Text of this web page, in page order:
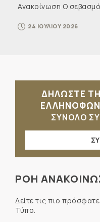
Ανακοίνωση Ο
24 ΙΟΥΛΙΟΥ 2026
ΔΗΛΩΣΤΕ
ΣΥΝΟΛΟ
ΡΟΗ
Δείτε τις πιο
Τύπο.